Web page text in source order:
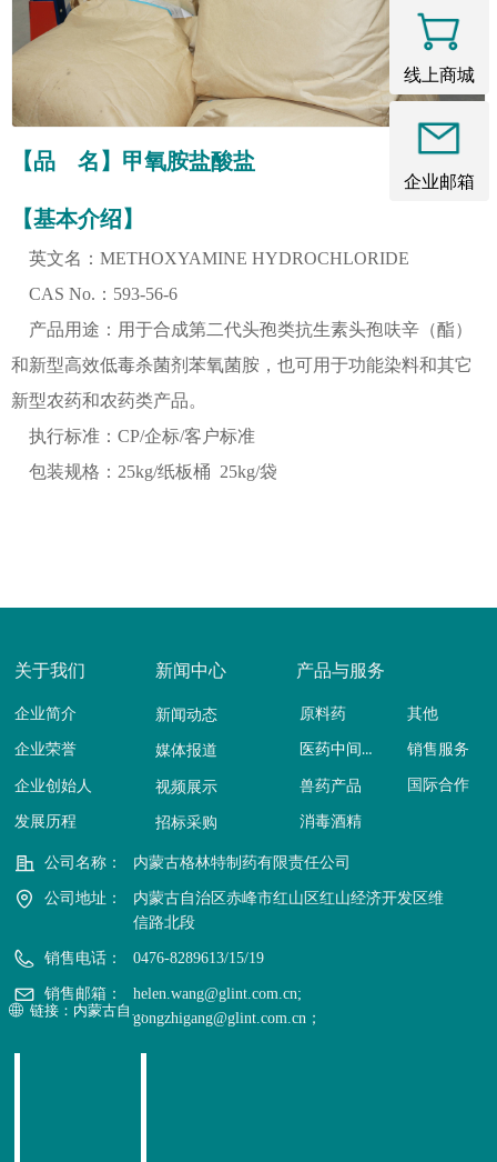
【品 名】甲氧胺盐酸盐
【基本介绍】
英文名：METHOXYAMINE HYDROCHLORIDE
CAS No.：593-56-6
产品用途：用于合成第二代头孢类抗生素头孢呋辛（酯）
和新型高效低毒杀菌剂苯氧菌胺，也可用于功能染料和其它
新型农药和农药类产品。
执行标准：CP/企标/客户标准
包装规格：25kg/纸板桶 25kg/袋
线上商城
企业邮箱
企业简介
企业荣誉
企业创始人
发展历程
关于我们
新闻动态
媒体报道
视频展示
招标采购
新闻中心
原料药
医药中间体
兽药产品
消毒酒精
其他
销售服务
国际合作
产品与服务
公司名称： 内蒙古格林特制药有限责任公司
公司地址：
内蒙古自治区赤峰市红山区红山经济开发区维
信路北段
销售电话： 0476-8289613/15/19
销售邮箱：
helen.wang@glint.com.cn;
gongzhigang@glint.com.cn；
ꄓ 链接：内蒙古自治区政府公报